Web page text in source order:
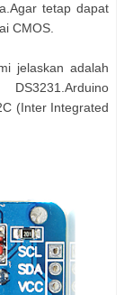
tetap dapat
CMOS.
jelaskan adalah
(Inter Integrated